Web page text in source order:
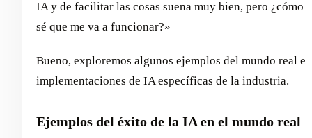
IA y de facilitar las cosas suena muy bien, pero ¿cómo
sé que me va a funcionar?»
Bueno, exploremos algunos ejemplos del mundo real e
implementaciones de IA específicas de la industria.
Ejemplos del éxito de la IA en el mundo real